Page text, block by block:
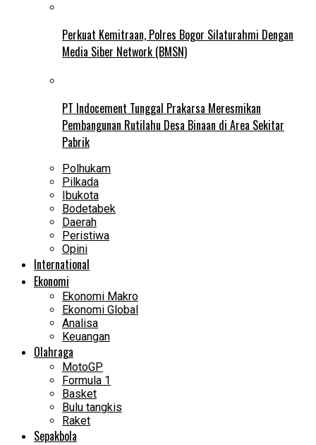
Perkuat Kemitraan, Polres Bogor Silaturahmi Dengan
Media Siber Network (BMSN)
PT Indocement Tunggal Prakarsa Meresmikan
Pembangunan Rutilahu Desa Binaan di Area Sekitar
Pabrik
Polhukam
Pilkada
Ibukota
Bodetabek
Daerah
Peristiwa
Opini
International
Ekonomi
Ekonomi Makro
Ekonomi Global
Analisa
Keuangan
Olahraga
MotoGP
Formula 1
Basket
Bulu tangkis
Raket
Sepakbola